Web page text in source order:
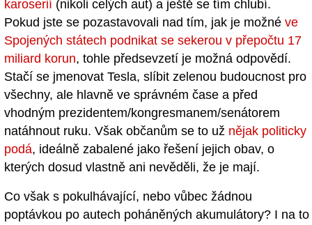
karoserií (nikoli celých aut) a ještě se tím chlubí.
Pokud jste se pozastavovali nad tím, jak je možné ve
Spojených státech podnikat se sekerou v přepočtu 17
miliard korun, tohle předsevzetí je možná odpovědí.
Stačí se jmenovat Tesla, slíbit zelenou budoucnost pro
všechny, ale hlavně ve správném čase a před
vhodným prezidentem/kongresmanem/senátorem
natáhnout ruku. Však občanům se to už nějak politicky
podá, ideálně zabalené jako řešení jejich obav, o
kterých dosud vlastně ani nevěděli, že je mají.
Co však s pokulhávající, nebo vůbec žádnou
poptávkou po autech poháněných akumulátory? I na to